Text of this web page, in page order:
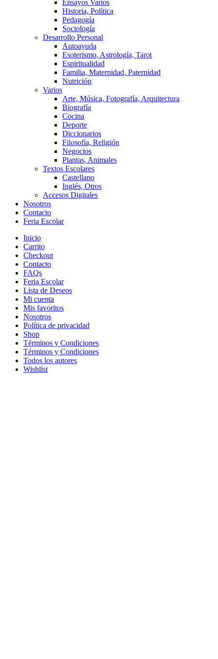
Ensayos Varios
Historia, Política
Pedagogía
Sociología
Desarrollo Personal
Autoayuda
Esoterismo, Astrología, Tarot
Espiritualidad
Familia, Maternidad, Paternidad
Nutrición
Varios
Arte, Música, Fotografía, Arquitectura
Biografía
Cocina
Deporte
Diccionarios
Filosofía, Religión
Negocios
Plantas, Animales
Textos Escolares
Castellano
Inglés, Otros
Accesos Digitales
Nosotros
Contacto
Feria Escolar
Inicio
Carrito
Checkout
Contacto
FAQs
Feria Escolar
Lista de Deseos
Mi cuenta
Mis favoritos
Nosotros
Política de privacidad​
Shop
Términos y Condiciones
Términos y Condiciones
Todos los autores
Wishlist